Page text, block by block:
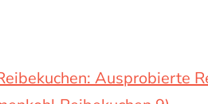
Ausprobierte